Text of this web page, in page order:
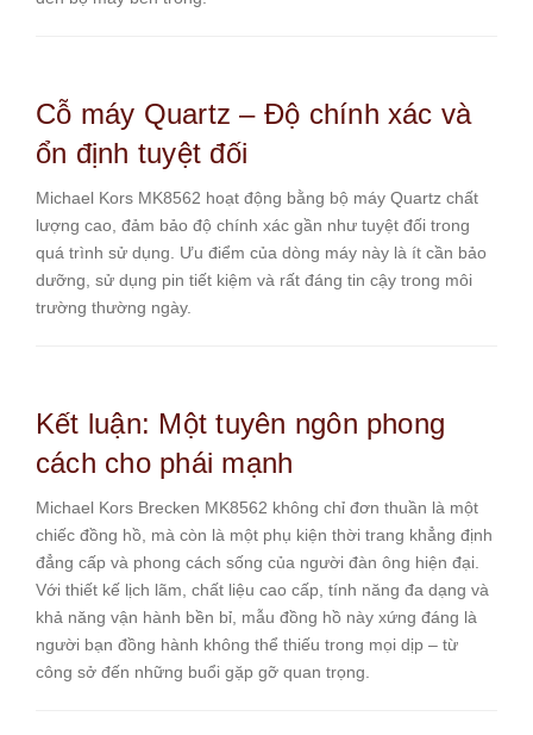
Cỗ máy Quartz – Độ chính xác và
ổn định tuyệt đối
Michael Kors MK8562 hoạt động bằng bộ máy Quartz chất
lượng cao, đảm bảo độ chính xác gần như tuyệt đối trong
quá trình sử dụng. Ưu điểm của dòng máy này là ít cần bảo
dưỡng, sử dụng pin tiết kiệm và rất đáng tin cậy trong môi
trường thường ngày.
Kết luận: Một tuyên ngôn phong
cách cho phái mạnh
Michael Kors Brecken MK8562 không chỉ đơn thuần là một
chiếc đồng hồ, mà còn là một phụ kiện thời trang khẳng định
đẳng cấp và phong cách sống của người đàn ông hiện đại.
Với thiết kế lịch lãm, chất liệu cao cấp, tính năng đa dạng và
khả năng vận hành bền bỉ, mẫu đồng hồ này xứng đáng là
người bạn đồng hành không thể thiếu trong mọi dịp – từ
công sở đến những buổi gặp gỡ quan trọng.